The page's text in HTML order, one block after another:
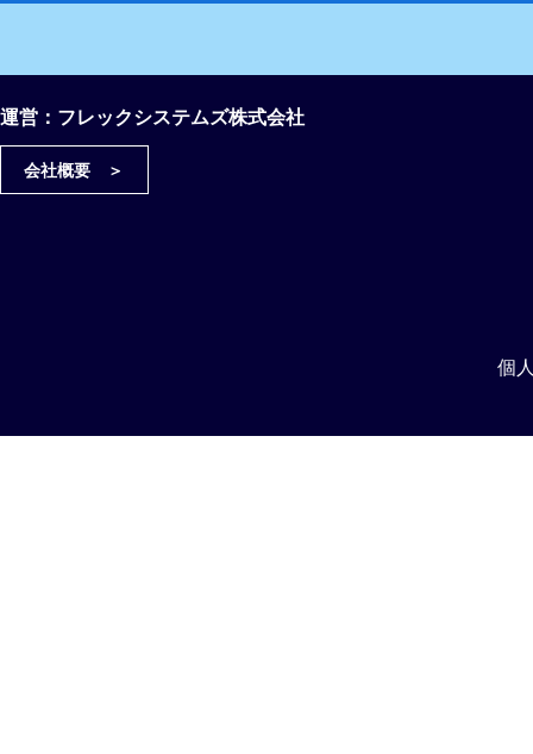
運営：フレックシステムズ株式会社
会社概要 ＞
個